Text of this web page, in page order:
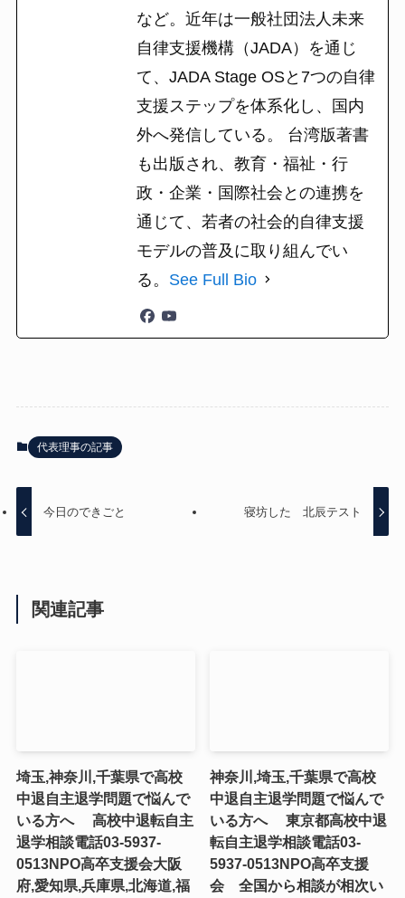
など。近年は一般社団法人未来
自律支援機構（JADA）を通じ
て、JADA Stage OSと7つの自律
支援ステップを体系化し、国内
外へ発信している。 台湾版著書
も出版され、教育・福祉・行
政・企業・国際社会との連携を
通じて、若者の社会的自律支援
モデルの普及に取り組んでい
る。 See Full Bio
代表理事の記事
今日のできごと 寝坊した 北辰テスト
関連記事
埼玉,神奈川,千葉県で高校
中退自主退学問題で悩んで
いる方へ 高校中退転自主
退学相談電話03-5937-
0513NPO高卒支援会大阪
府,愛知県,兵庫県,北海道,福
神奈川,埼玉,千葉県で高校
中退自主退学問題で悩んで
いる方へ 東京都高校中退
転自主退学相談電話03-
5937-0513NPO高卒支援
会 全国から相談が相次い